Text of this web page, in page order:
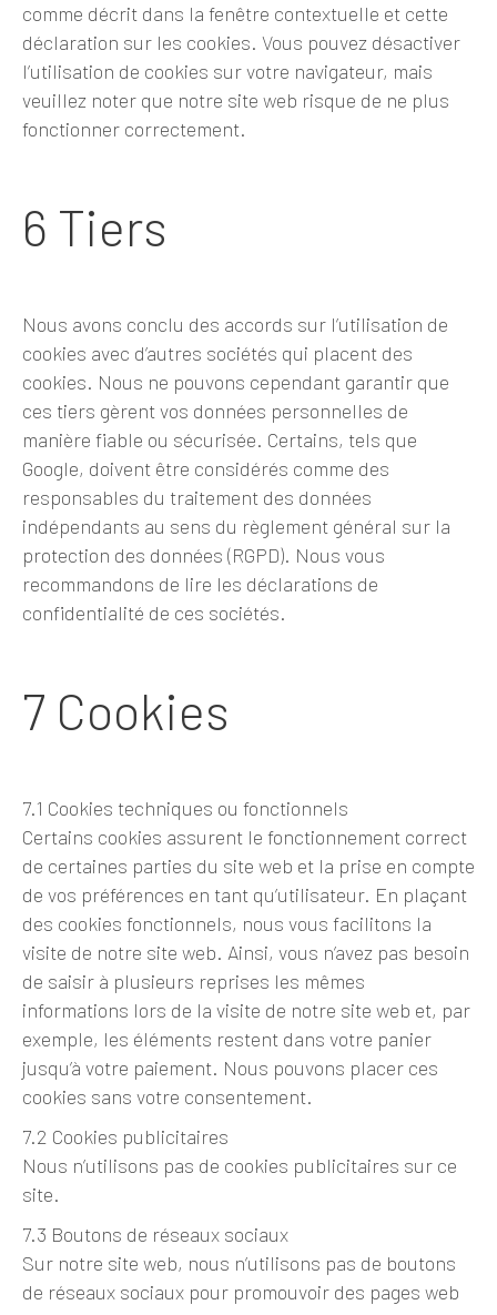
comme décrit dans la fenêtre contextuelle et cette
déclaration sur les cookies. Vous pouvez désactiver
l’utilisation de cookies sur votre navigateur, mais
veuillez noter que notre site web risque de ne plus
fonctionner correctement.
6 Tiers
Nous avons conclu des accords sur l’utilisation de
cookies avec d’autres sociétés qui placent des
cookies. Nous ne pouvons cependant garantir que
ces tiers gèrent vos données personnelles de
manière fiable ou sécurisée. Certains, tels que
Google, doivent être considérés comme des
responsables du traitement des données
indépendants au sens du règlement général sur la
protection des données (RGPD). Nous vous
recommandons de lire les déclarations de
confidentialité de ces sociétés.
7 Cookies
7.1 Cookies techniques ou fonctionnels
Certains cookies assurent le fonctionnement correct
de certaines parties du site web et la prise en compte
de vos préférences en tant qu’utilisateur. En plaçant
des cookies fonctionnels, nous vous facilitons la
visite de notre site web. Ainsi, vous n’avez pas besoin
de saisir à plusieurs reprises les mêmes
informations lors de la visite de notre site web et, par
exemple, les éléments restent dans votre panier
jusqu’à votre paiement. Nous pouvons placer ces
cookies sans votre consentement.
7.2 Cookies publicitaires
Nous n’utilisons pas de cookies publicitaires sur ce
site.
7.3 Boutons de réseaux sociaux
Sur notre site web, nous n’utilisons pas de boutons
de réseaux sociaux pour promouvoir des pages web